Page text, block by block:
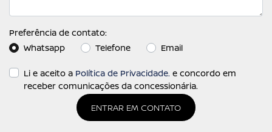
Preferência de contato:
Whatsapp
Telefone Email
Li e aceito a Política de Privacidade. e concordo em
receber comunicações da concessionária.
ENTRAR EM CONTATO